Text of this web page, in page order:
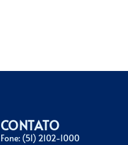
CONTATO
Fone: (51) 2102-1000